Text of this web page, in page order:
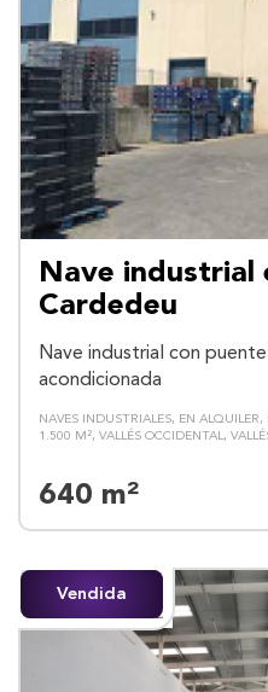
Nave industrial
Cardedeu
Nave industrial con
acondicionada
NAVES INDUSTRIALES EN ALQUILER
1.500 M² VALLÉS OCCIDENTAL
640 m²
Vendida